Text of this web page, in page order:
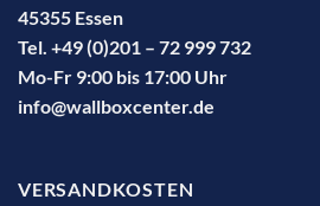
45355 Essen
Tel. +49 (0)201 – 72 999 732
Mo-Fr 9:00 bis 17:00 Uhr
info@wallboxcenter.de
VERSANDKOSTEN